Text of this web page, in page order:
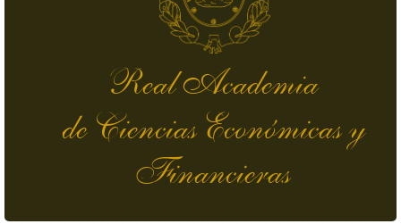
Real Academia
de Ciencias Económicas y
Financieras